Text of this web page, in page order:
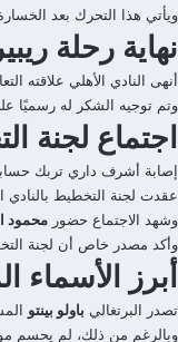
ويأتي هذا التحرك بعد
نهاية رحلة
أنهى النادي الأهلي علاقته
وتم توجيه الشكر له رسميًا
اجتماع لجنة
إصابة أشرف داري تربك
عقدت لجنة التخطيط بالنادي
وشهد الاجتماع حضور محمود
وأكد مصدر خاص أن لجنة
أبرز الأسماء
تصدر البرتغالي باولو بينتو
وبالرغم من ذلك، لم يحسم